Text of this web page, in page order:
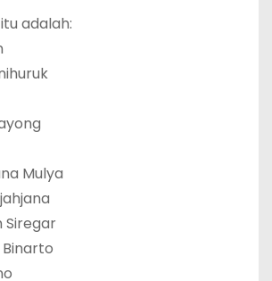
adalah:
Mulya
Siregar
Binarto